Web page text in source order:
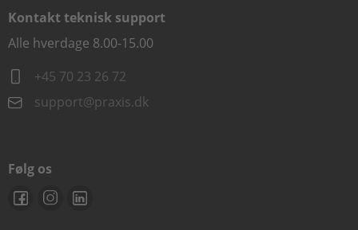
Kontakt teknisk support
Alle hverdage 8.00-15.00
+45 70 23 26 72
support@praxis.dk
Følg os